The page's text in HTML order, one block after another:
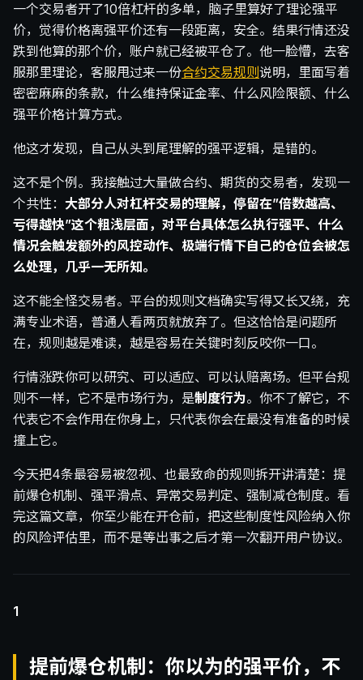
一个交易者开了10倍杠杆的多单，脑子里算好了理论强平
价，觉得价格离强平价还有一段距离，安全。结果行情还没
跌到他算的那个价，账户就已经被平仓了。他一脸懵，去客
服那里理论，客服甩过来一份合约交易规则说明，里面写着
密密麻麻的条款，什么维持保证金率、什么风险限额、什么
强平价格计算方式。
他这才发现，自己从头到尾理解的强平逻辑，是错的。
这不是个例。我接触过大量做合约、期货的交易者，发现一
个共性： 大部分人对杠杆交易的理解，停留在”倍数越高、
亏得越快”这个粗浅层面，对平台具体怎么执行强平、什么
情况会触发额外的风控动作、极端行情下自己的仓位会被怎
么处理，几乎一无所知。
这不能全怪交易者。平台的规则文档确实写得又长又绕，充
满专业术语，普通人看两页就放弃了。但这恰恰是问题所
在，规则越是难读，越是容易在关键时刻反咬你一口。
行情涨跌你可以研究、可以适应、可以认赔离场。但平台规
则不一样，它不是市场行为，是制度行为。你不了解它，不
代表它不会作用在你身上，只代表你会在最没有准备的时候
撞上它。
今天把4条最容易被忽视、也最致命的规则拆开讲清楚：提
前爆仓机制、强平滑点、异常交易判定、强制减仓制度。看
完这篇文章，你至少能在开仓前，把这些制度性风险纳入你
的风险评估里，而不是等出事之后才第一次翻开用户协议。
1
提前爆仓机制：你以为的强平价，不